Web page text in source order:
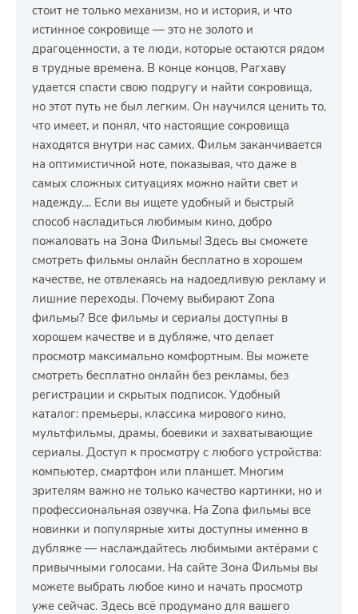
стоит не только механизм, но и история, и что
истинное сокровище — это не золото и
драгоценности, а те люди, которые остаются рядом
в трудные времена. В конце концов, Рагхаву
удается спасти свою подругу и найти сокровища,
но этот путь не был легким. Он научился ценить то,
что имеет, и понял, что настоящие сокровища
находятся внутри нас самих. Фильм заканчивается
на оптимистичной ноте, показывая, что даже в
самых сложных ситуациях можно найти свет и
надежду.... Если вы ищете удобный и быстрый
способ насладиться любимым кино, добро
пожаловать на Зона Фильмы! Здесь вы сможете
смотреть фильмы онлайн бесплатно в хорошем
качестве, не отвлекаясь на надоедливую рекламу и
лишние переходы. Почему выбирают Zona
фильмы? Все фильмы и сериалы доступны в
хорошем качестве и в дубляже, что делает
просмотр максимально комфортным. Вы можете
смотреть бесплатно онлайн без рекламы, без
регистрации и скрытых подписок. Удобный
каталог: премьеры, классика мирового кино,
мультфильмы, драмы, боевики и захватывающие
сериалы. Доступ к просмотру с любого устройства:
компьютер, смартфон или планшет. Многим
зрителям важно не только качество картинки, но и
профессиональная озвучка. На Zona фильмы все
новинки и популярные хиты доступны именно в
дубляже — наслаждайтесь любимыми актёрами с
привычными голосами. На сайте Зона Фильмы вы
можете выбрать любое кино и начать просмотр
уже сейчас. Здесь всё продумано для вашего